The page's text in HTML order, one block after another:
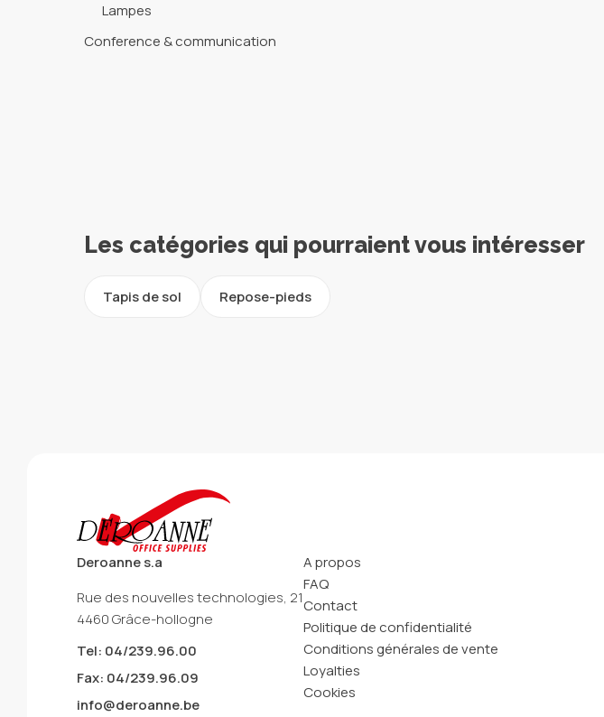
Lampes
Conference & communication
Les catégories qui pourraient vous intéresser
Tapis de sol Repose-pieds
Deroanne s.a
Rue des nouvelles technologies, 21
4460 Grâce-hollogne
Tel: 04/239.96.00
Fax: 04/239.96.09
info@deroanne.be
A propos
FAQ
Contact
Politique de confidentialité
Conditions générales de vente
Loyalties
Cookies